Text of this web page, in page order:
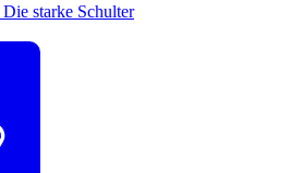
Die starke Schulter